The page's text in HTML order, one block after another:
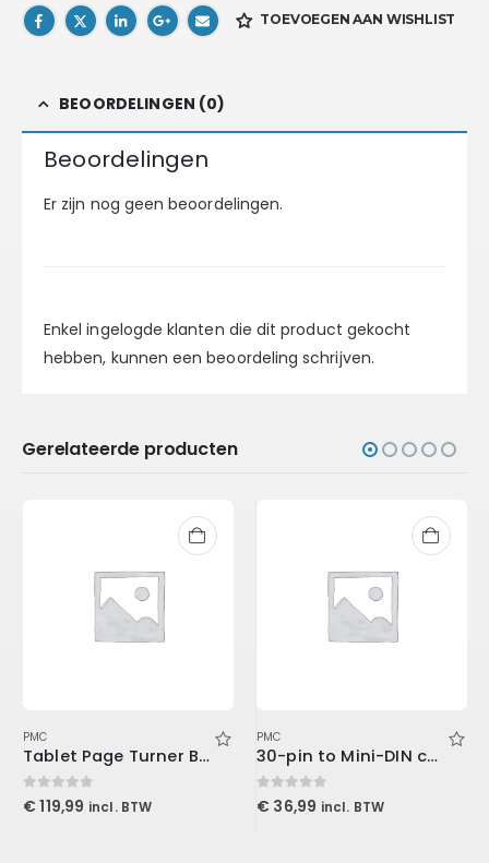
TOEVOEGEN AAN WISHLIST
BEOORDELINGEN (0)
Beoordelingen
Er zijn nog geen beoordelingen.
Enkel ingelogde klanten die dit product gekocht
hebben, kunnen een beoordeling schrijven.
Gerelateerde producten
PMC
Tablet Page Turner Bundle
0out of 5
€ 119,99 incl. BTW
PMC
30-pin to Mini-DIN cable
0out of 5
€ 36,99 incl. BTW